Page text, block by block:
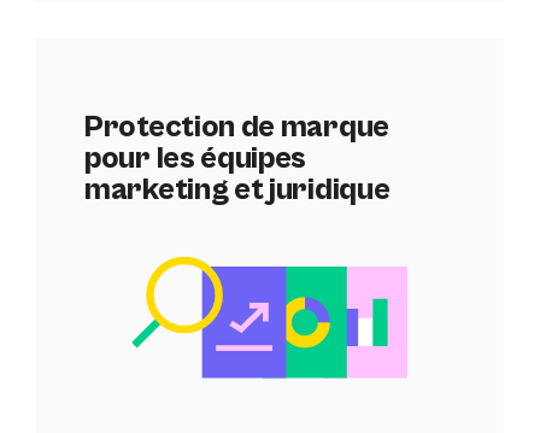
Protection de marque
pour les équipes
marketing et juridique